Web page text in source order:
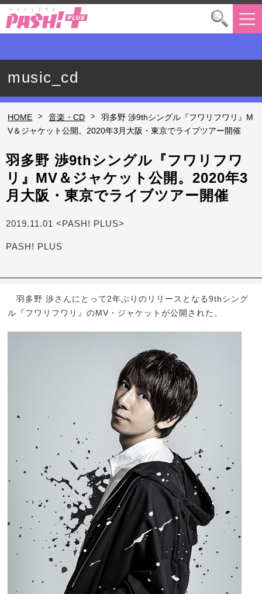
music_cd
HOME > 音楽・CD >
羽多野 渉9thシングル『フワリフワリ』M
V＆ジャケット公開。2020年3月大阪・東京でライブツアー開催
羽多野 渉9thシングル『フワリフワ
リ』MV＆ジャケット公開。2020年3
月大阪・東京でライブツアー開催
2019.11.01 <PASH! PLUS>
PASH! PLUS
羽多野 渉さんにとって2年ぶりのリリースとなる9thシング
ル『フワリフワリ』のMV・ジャケットが公開された。